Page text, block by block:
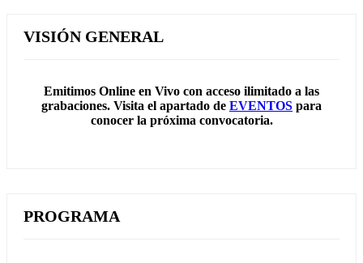
VISIÓN GENERAL
Emitimos Online en Vivo con acceso ilimitado a las
grabaciones. Visita el apartado de EVENTOS para
conocer la próxima convocatoria.
PROGRAMA